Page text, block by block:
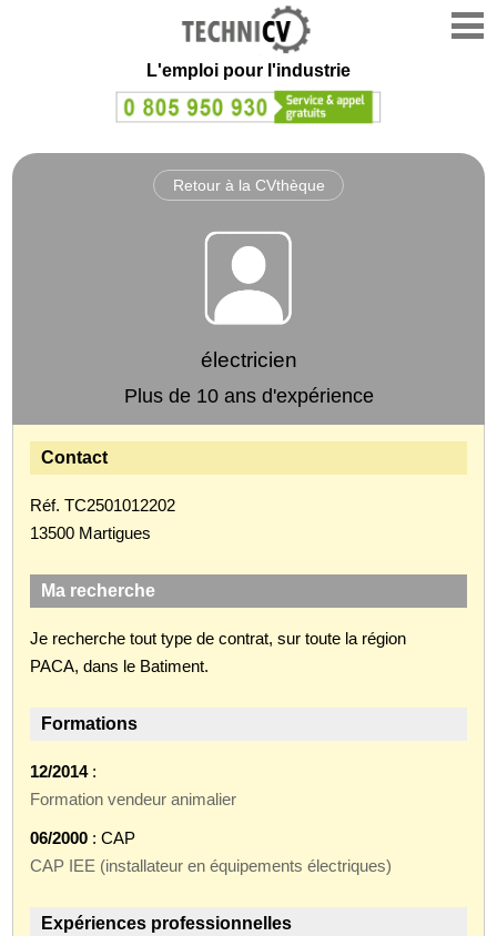
L'emploi pour l'industrie
Retour à la CVthèque
électricien
Plus de 10 ans d'expérience
Contact
Réf. TC2501012202
13500 Martigues
Ma recherche
Je recherche tout type de contrat, sur toute la région
PACA, dans le Batiment.
Formations
12/2014:
Formation vendeur animalier
06/2000 : CAP
CAP IEE (installateur en équipements électriques)
Expériences professionnelles